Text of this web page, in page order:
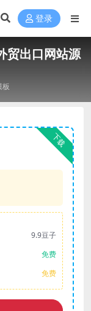
登录
贸出口网站源
板
下载
9.9豆子
免费
免费